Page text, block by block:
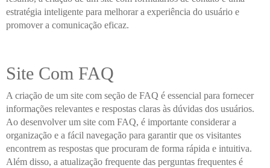
estratégia inteligente para melhorar a experiência do usuário e
promover a comunicação eficaz.
Site Com FAQ
A criação de um site com seção de FAQ é essencial para fornecer
informações relevantes e respostas claras às dúvidas dos usuários.
Ao desenvolver um site com FAQ, é importante considerar a
organização e a fácil navegação para garantir que os visitantes
encontrem as respostas que procuram de forma rápida e intuitiva.
Além disso, a atualização frequente das perguntas frequentes é